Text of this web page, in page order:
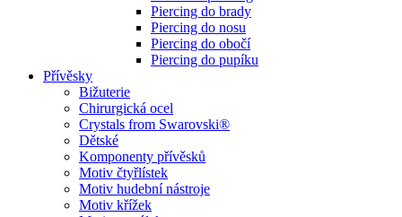
Piercing do brady
Piercing do nosu
Piercing do obočí
Piercing do pupíku
Přívěsky
Bižuterie
Chirurgická ocel
Crystals from Swarovski®
Dětské
Komponenty přívěsků
Motiv čtyřlístek
Motiv hudební nástroje
Motiv křížek